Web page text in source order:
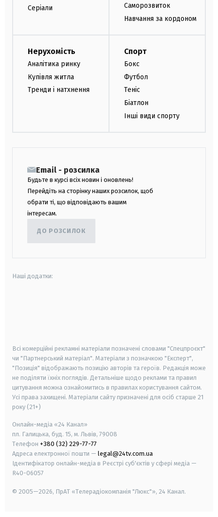
Серіали
Саморозвиток
Навчання за кордоном
Нерухомість
Аналітика ринку
Купівля житла
Тренди і натхнення
Спорт
Бокс
Футбол
Теніс
Біатлон
Інші види спорту
Email - розсилка
Будьте в курсі всіх новин і оновлень!
Перейдіть на сторінку наших розсилок, щоб
обрати ті, що відповідають вашим
інтересам.
ДО РОЗСИЛОК
Наші додатки:
Всі комерційні рекламні матеріали позначені словами "Спецпроєкт"
чи "Партнерський матеріал". Матеріали з позначкою "Експерт",
"Позиція" відображають позицію авторів та героїв. Редакція може
не поділяти їхніх поглядів. Детальніше щодо реклами та правил
цитування можна ознайомитись в правилах користування сайтом.
Усі права захищені. Матеріали сайту призначені для осіб старше 21
року (21+)
Онлайн-медіа «24 Канал»
пл. Галицька, буд. 15, м. Львів, 79008
Телефон +380 (32) 229-77-77
Адреса електронної пошти — legal@24tv.com.ua
Ідентифікатор онлайн-медіа в Реєстрі суб'єктів у сфері медіа —
R40-06057
© 2005—2026, ПрАТ «Телерадіокомпанія "Люкс"», 24 Канал.